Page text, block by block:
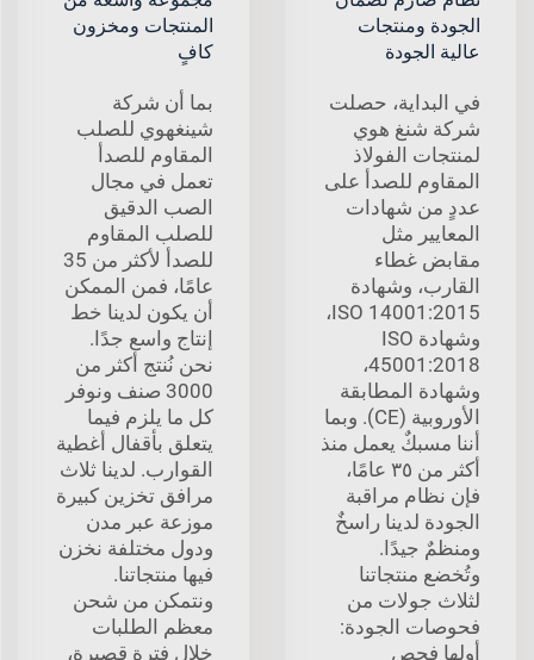
الجودة ومنتجات
عالية الجودة
في البداية، حصلت
شركة شنغ هوي
لمنتجات الفولاذ
المقاوم للصدأ على
عددٍ من شهادات
المعايير مثل
مقابض غطاء
القارب، وشهادة
ISO 14001:2015،
وشهادة ISO
45001:2018،
وشهادة المطابقة
الأوروبية (CE). وبما
أننا مسبكٌ يعمل منذ
أكثر من ٣٥ عامًا،
فإن نظام مراقبة
الجودة لدينا راسخٌ
ومنظمٌ جيدًا.
وتُخضع منتجاتنا
لثلاث جولات من
فحوصات الجودة:
أولها فحص
المنتجات ومخزون
كافٍ
بما أن شركة
شينغهوي للصلب
المقاوم للصدأ
تعمل في مجال
الصب الدقيق
للصلب المقاوم
للصدأ لأكثر من 35
عامًا، فمن الممكن
أن يكون لدينا خط
إنتاج واسع جدًا.
نحن نُنتج أكثر من
3000 صنف ونوفر
كل ما يلزم فيما
يتعلق بأقفال أغطية
القوارب. لدينا ثلاث
مرافق تخزين كبيرة
موزعة عبر مدن
ودول مختلفة نخزن
فيها منتجاتنا.
ونتمكن من شحن
معظم الطلبات
خلال فترة قصيرة،